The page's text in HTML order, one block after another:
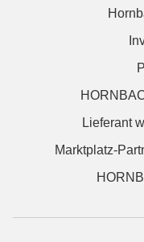
Lieferant
Marktplatz-